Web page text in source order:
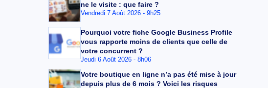
ne le visite : que faire ?
Vendredi 7 Août 2026 - 9h25
Pourquoi votre fiche Google Business Profile
vous rapporte moins de clients que celle de
votre concurrent ?
Jeudi 6 Août 2026 - 8h06
Votre boutique en ligne n’a pas été mise à jour
depuis plus de 6 mois ? Voici les risques